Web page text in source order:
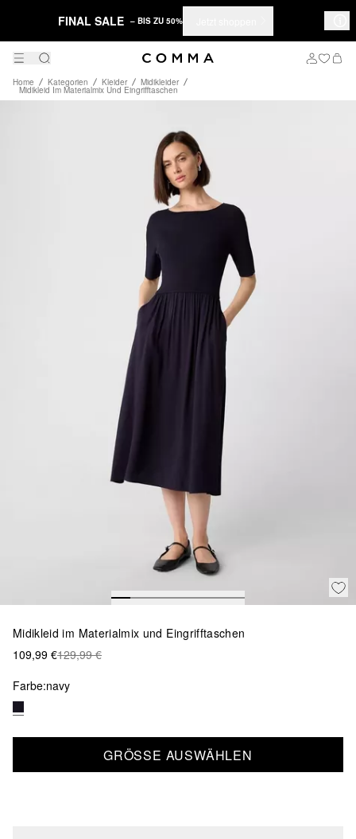
FINAL SALE – BIS ZU 50%
Home Kategorien Kleider Midikleider
Midikleid Im Materialmix Und Eingrifftaschen
Midikleid im Materialmix und Eingrifftaschen
109,99 €129,99 €
Farbe:navy
GRÖSSE AUSWÄHLEN